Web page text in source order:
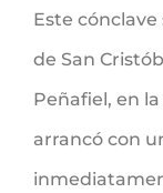
Este
de San
Peñafiel, en
arrancó con